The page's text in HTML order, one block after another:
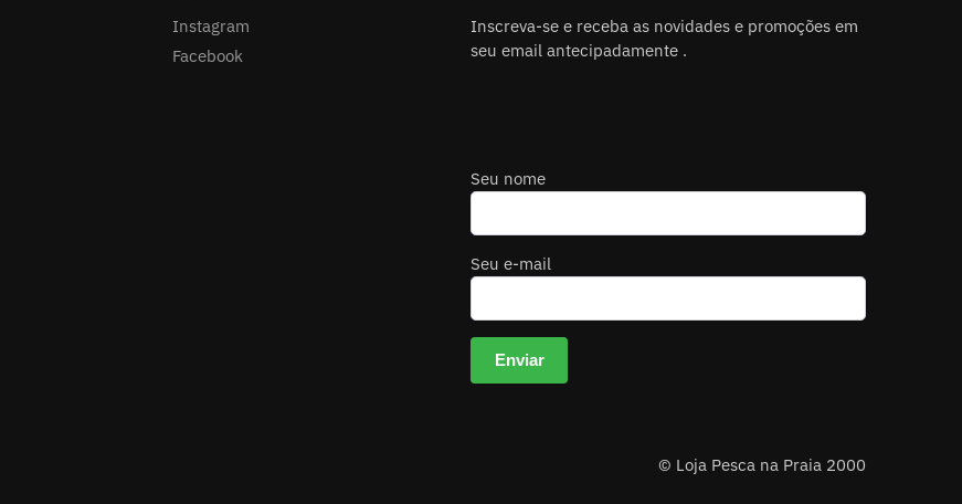
Instagram
Facebook
Inscreva-se e receba as novidades e promoções em
seu email antecipadamente .
Seu nome
Seu e-mail
© Loja Pesca na Praia 2000